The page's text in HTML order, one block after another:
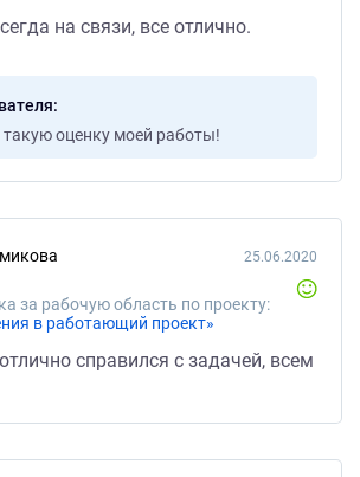
на связи, все отлично.
оценку моей работы!
за рабочую область по проекту:
в работающий проект»
25.06.2020
справился с задачей, всем